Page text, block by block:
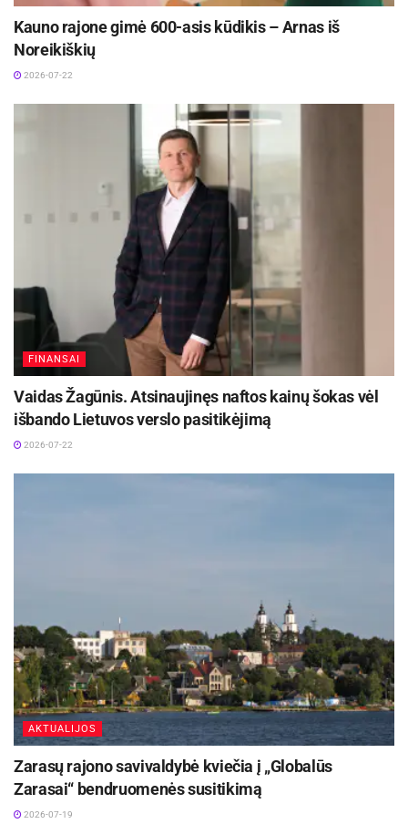
Kauno rajone gimė 600-asis kūdikis – Arnas iš
Noreikiškių
2026-07-22
FINANSAI
Vaidas Žagūnis. Atsinaujinęs naftos kainų šokas vėl
išbando Lietuvos verslo pasitikėjimą
2026-07-22
AKTUALIJOS
Zarasų rajono savivaldybė kviečia į „Globalūs
Zarasai“ bendruomenės susitikimą
2026-07-19